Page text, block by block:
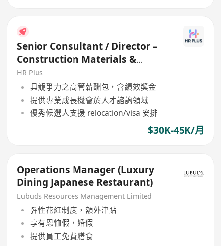
Senior Consultant / Director –
Construction Materials &
Industrials
HR Plus
具競爭力之高管薪酬包，含績效獎金
提供專業成長機會於人才諮詢領域
優秀候選人支援 relocation/visa 安排
$30K-45K/月
Operations Manager (Luxury
Dining Japanese Restaurant)
Lubuds Resources Management Limited
彈性花紅制度，額外津貼
享有恩恤假，婚假
提供員工免費膳食